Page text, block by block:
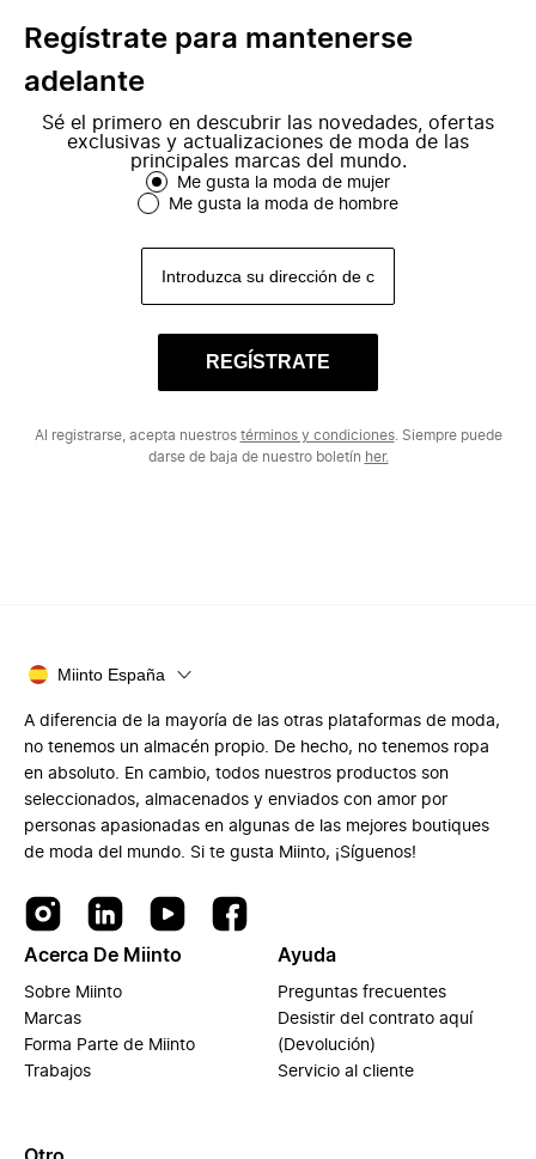
Regístrate para mantenerse
adelante
Sé el primero en descubrir las novedades, ofertas
exclusivas y actualizaciones de moda de las
principales marcas del mundo.
Me gusta la moda de mujer
Me gusta la moda de hombre
REGÍSTRATE
Al registrarse, acepta nuestros términos y condiciones. Siempre puede
darse de baja de nuestro boletín her.
Miinto España
A diferencia de la mayoría de las otras plataformas de moda,
no tenemos un almacén propio. De hecho, no tenemos ropa
en absoluto. En cambio, todos nuestros productos son
seleccionados, almacenados y enviados con amor por
personas apasionadas en algunas de las mejores boutiques
de moda del mundo. Si te gusta Miinto, ¡Síguenos!
Acerca De Miinto
Sobre Miinto
Marcas
Forma Parte de Miinto
Trabajos
Ayuda
Preguntas frecuentes
Desistir del contrato aquí
(Devolución)
Servicio al cliente